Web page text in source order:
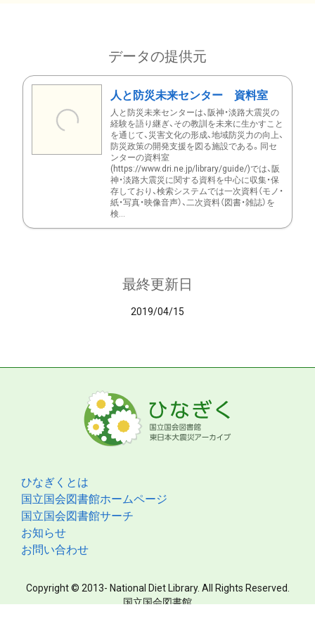
データの提供元
人と防災未来センター 資料室
人と防災未来センターは、阪神・淡路大震災の
経験を語り継ぎ、その教訓を未来に生かすこと
を通じて、災害文化の形成、地域防災力の向上、
防災政策の開発支援を図る施設である。同セ
ンターの資料室
(https://www.dri.ne.jp/library/guide/)では、阪
神・淡路大震災に関する資料を中心に収集・保
存しており、検索システムでは一次資料（モノ・
紙・写真・映像音声）、二次資料（図書・雑誌）を
検...
最終更新日
2019/04/15
ひなぎくとは
国立国会図書館ホームページ
国立国会図書館サーチ
お知らせ
お問い合わせ
Copyright © 2013- National Diet Library. All Rights Reserved.